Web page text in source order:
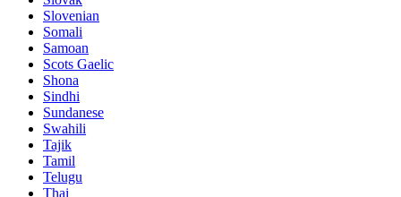
Slovenian
Somali
Samoan
Scots Gaelic
Shona
Sindhi
Sundanese
Swahili
Tajik
Tamil
Telugu
Thai